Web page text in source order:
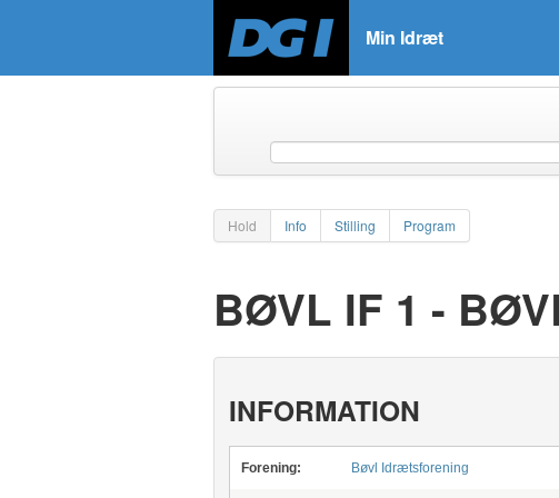
Min Idræt
Hold Info Stilling Program
BØVL IF 1 -
INFORMATION
Forening: Bøvl Idrætsforening